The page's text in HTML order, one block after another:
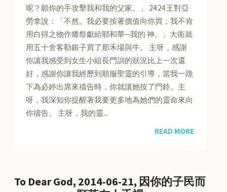
呢？願你的手攻擊我和我的父家。」 24:24 王對亞
勞拿說：「不然。我必要按著價值向你買；我不肯
用白得之物作燔祭獻給耶和華─我的 神。」大衛就
用五十舍客勒銀子買了那禾場與牛。 主呀，感謝
你讓我感受到女生小組長門訓的狀況比上一次還
好，感謝你讓我經歷到順服聖靈的引導，當我一跪
下為必婷出席來禱告時，你就讓她按了門鈴。主
呀，我深知你提醒著我要更多地為她們的靈命來向
你禱告。 主呀，我的靈...
READ MORE
To Dear God, 2014-06-21, 因你的子民而